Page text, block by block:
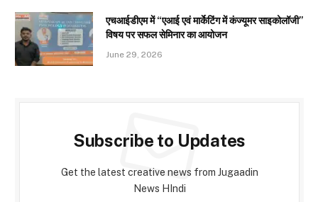
एचआईडीएम में “एआई एवं मार्केटिंग में कंज्यूमर साइकोलॉजी”
विषय पर सफल सेमिनार का आयोजन
June 29, 2026
Subscribe to Updates
Get the latest creative news from Jugaadin
News HIndi